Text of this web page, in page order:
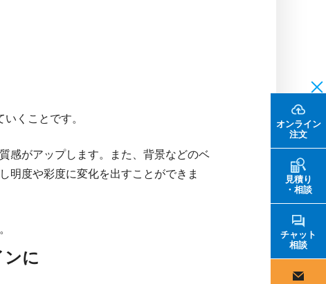
オンライン
注文
見積り
・相談
チャット
相談
くことです。
感がアップします。また、背景などのベ
明度や彩度に変化を出すことができま
ンに